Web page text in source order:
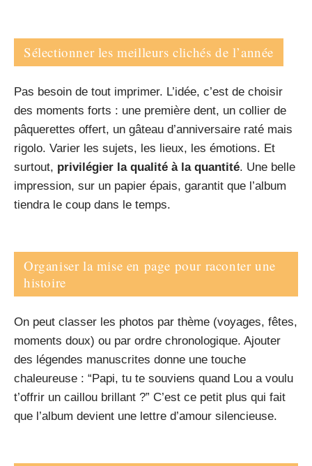
Sélectionner les meilleurs clichés de l’année
Pas besoin de tout imprimer. L’idée, c’est de choisir
des moments forts : une première dent, un collier de
pâquerettes offert, un gâteau d’anniversaire raté mais
rigolo. Varier les sujets, les lieux, les émotions. Et
surtout, privilégier la qualité à la quantité. Une belle
impression, sur un papier épais, garantit que l’album
tiendra le coup dans le temps.
Organiser la mise en page pour raconter une
histoire
On peut classer les photos par thème (voyages, fêtes,
moments doux) ou par ordre chronologique. Ajouter
des légendes manuscrites donne une touche
chaleureuse : “Papi, tu te souviens quand Lou a voulu
t’offrir un caillou brillant ?” C’est ce petit plus qui fait
que l’album devient une lettre d’amour silencieuse.